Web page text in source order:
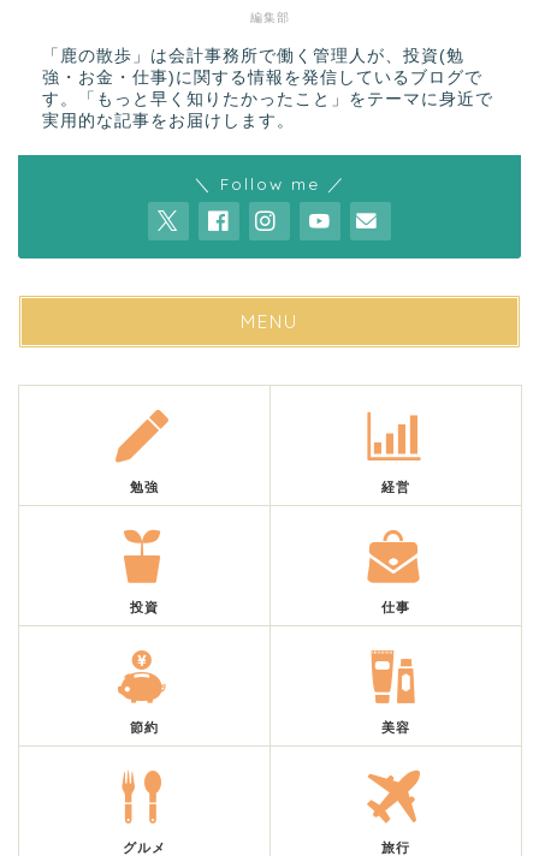
編集部
「鹿の散歩」は会計事務所で働く管理人が、投資(勉
強・お金・仕事)に関する情報を発信しているブログで
す。「もっと早く知りたかったこと」をテーマに身近で
実用的な記事をお届けします。
＼ Follow me ／
MENU
勉強 経営
投資 仕事
節約 美容
グルメ 旅行